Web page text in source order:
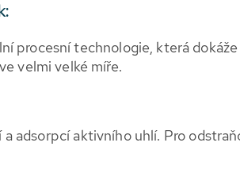
procesní technologie, která
velmi velké míře.
adsorpcí aktivního uhlí. Pro